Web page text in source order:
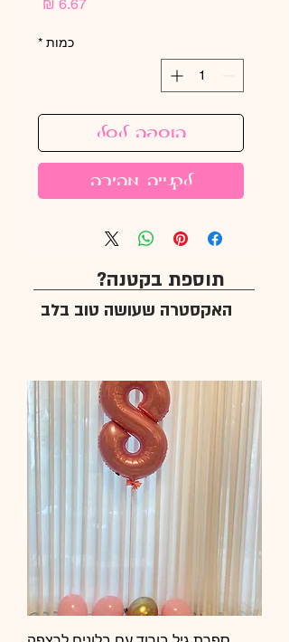
כמות *
הוספה לסל
לקנייה מהירה
תוספת בקטנה?
האקסטרה שעושה טוב בלב